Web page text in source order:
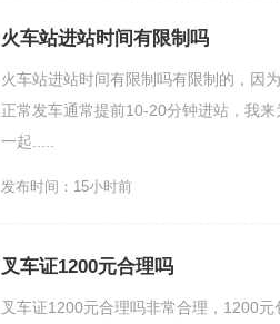
火车站进站时间有限制吗
火车站进站时间有限制吗有限制的，因
正常发车通常提前10-20分钟进站，我
一起.....
发布时间：15小时前
叉车证1200元合理吗
叉车证1200元合理吗非常合理，1200